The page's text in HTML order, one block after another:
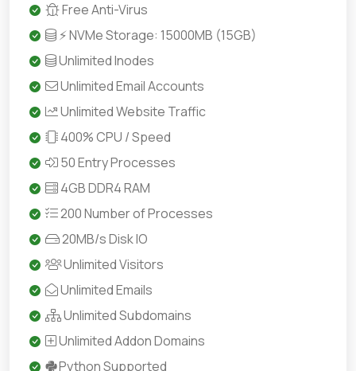
Free Anti-Virus
⚡ NVMe Storage: 15000MB (15GB)
Unlimited Inodes
Unlimited Email Accounts
Unlimited Website Traffic
400% CPU / Speed
50 Entry Processes
4GB DDR4 RAM
200 Number of Processes
20MB/s Disk IO
Unlimited Visitors
Unlimited Emails
Unlimited Subdomains
Unlimited Addon Domains
Python Supported